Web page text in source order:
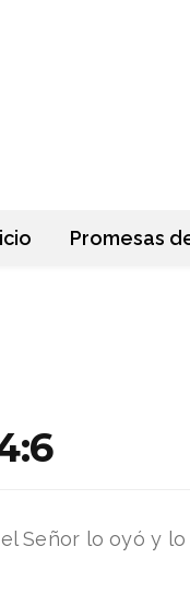
Promesas
Señor lo oyó y